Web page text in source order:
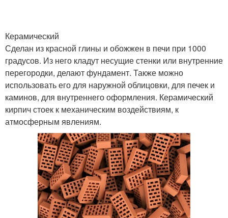
кирпича
Белый кирпич Из силикатный кирпич
Силикатный кирпич Дом из кирпича
Пустотелый кирпич
Перегородки из
кирпича
Керамический
Сделан из красной глины и обожжен в печи при 1000
градусов. Из него кладут несущие стенки или внутренние
перегородки, делают фундамент. Также можно
использовать его для наружной облицовки, для печек и
каминов, для внутреннего оформления. Керамический
кирпич стоек к механическим воздействиям, к
атмосферным явлениям.